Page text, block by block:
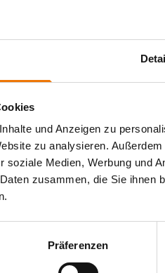
und Anzeigen zu
zu analysieren.
soziale Medien, Werbung und
zusammen, die Sie ihnen
Präferenzen
Wasserstofftechnik bedingten
in den Regelbetrieb der